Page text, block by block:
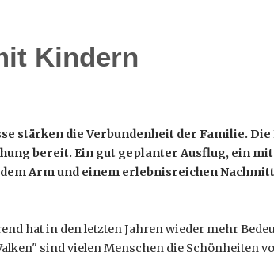
Kindern
stärken die Verbundenheit der Familie.
bereit. Ein gut geplanter Ausflug, ein
Arm und einem erlebnisreichen
hat in den letzten Jahren wieder mehr
sind vielen Menschen die Schönheiten